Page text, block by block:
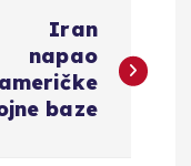
Iran
napao
američke
baze